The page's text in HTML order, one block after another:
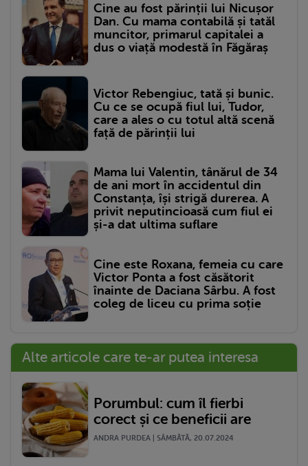
Cine au fost părinții lui Nicușor
Dan. Cu mama contabilă și tatăl
muncitor, primarul capitalei a
dus o viață modestă în Făgăraș
Victor Rebengiuc, tată și bunic.
Cu ce se ocupă fiul lui, Tudor,
care a ales o cu totul altă scenă
față de părinții lui
Mama lui Valentin, tânărul de 34
de ani mort în accidentul din
Constanța, își strigă durerea. A
privit neputincioasă cum fiul ei
și-a dat ultima suflare
Cine este Roxana, femeia cu care
Victor Ponta a fost căsătorit
înainte de Daciana Sârbu. A fost
coleg de liceu cu prima soție
Alte articole care te-ar putea interesa
Porumbul: cum îl fierbi
corect și ce beneficii are
ANDRA PURDEA | SÂMBĂTĂ, 20.07.2024